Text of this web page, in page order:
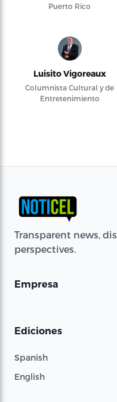
Puerto Rico
Luisito Vigoreaux
Columnista Cultural y de
Entretenimiento
Transparent news,
perspectives.
Empresa
Ediciones
Spanish
English